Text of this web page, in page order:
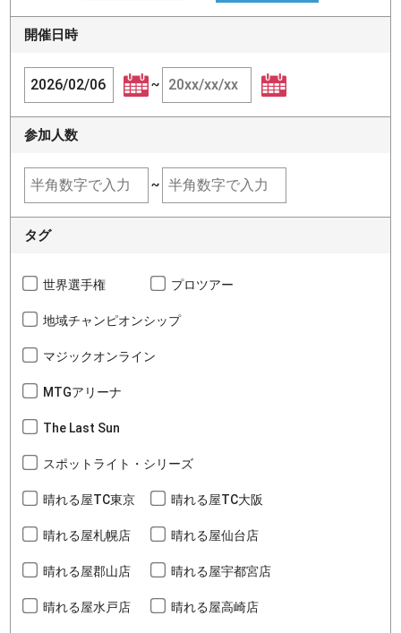
開催日時
~
参加人数
~
タグ
世界選手権 プロツアー
地域チャンピオンシップ
マジックオンライン
MTGアリーナ
The Last Sun
スポットライト・シリーズ
晴れる屋TC東京 晴れる屋TC大阪
晴れる屋札幌店 晴れる屋仙台店
晴れる屋郡山店 晴れる屋宇都宮店
晴れる屋水戸店 晴れる屋高崎店